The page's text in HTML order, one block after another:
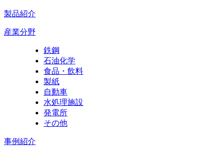
製品紹介
産業分野
鉄鋼
石油化学
食品・飲料
製紙
自動車
水処理施設
発電所
その他
事例紹介